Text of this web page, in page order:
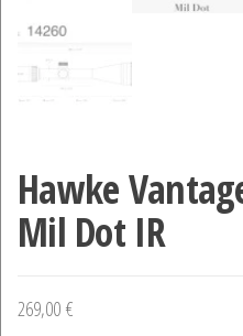
Hawke
Mil Dot IR
269,00 €